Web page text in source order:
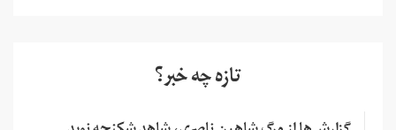
تازه چه خبر؟